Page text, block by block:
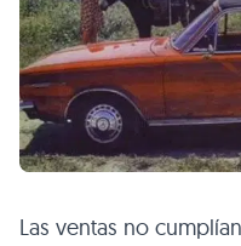
Las ventas no